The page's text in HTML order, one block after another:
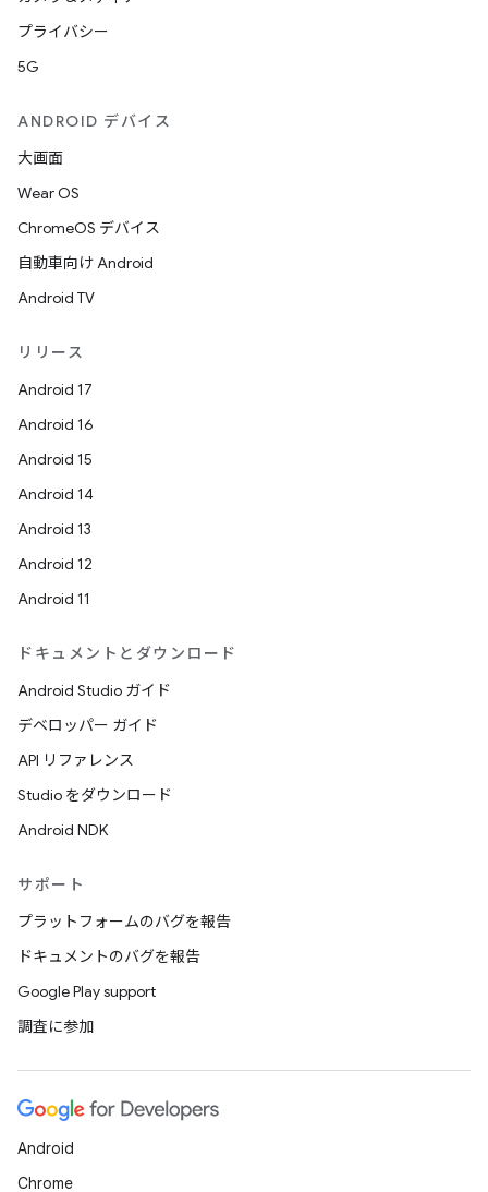
プライバシー
5G
ANDROID デバイス
大画面
Wear OS
ChromeOS デバイス
自動車向け Android
Android TV
リリース
Android 17
Android 16
Android 15
Android 14
Android 13
Android 12
Android 11
ドキュメントとダウンロード
Android Studio ガイド
デベロッパー ガイド
API リファレンス
Studio をダウンロード
Android NDK
サポート
プラットフォームのバグを報告
ドキュメントのバグを報告
Google Play support
調査に参加
Android
Chrome